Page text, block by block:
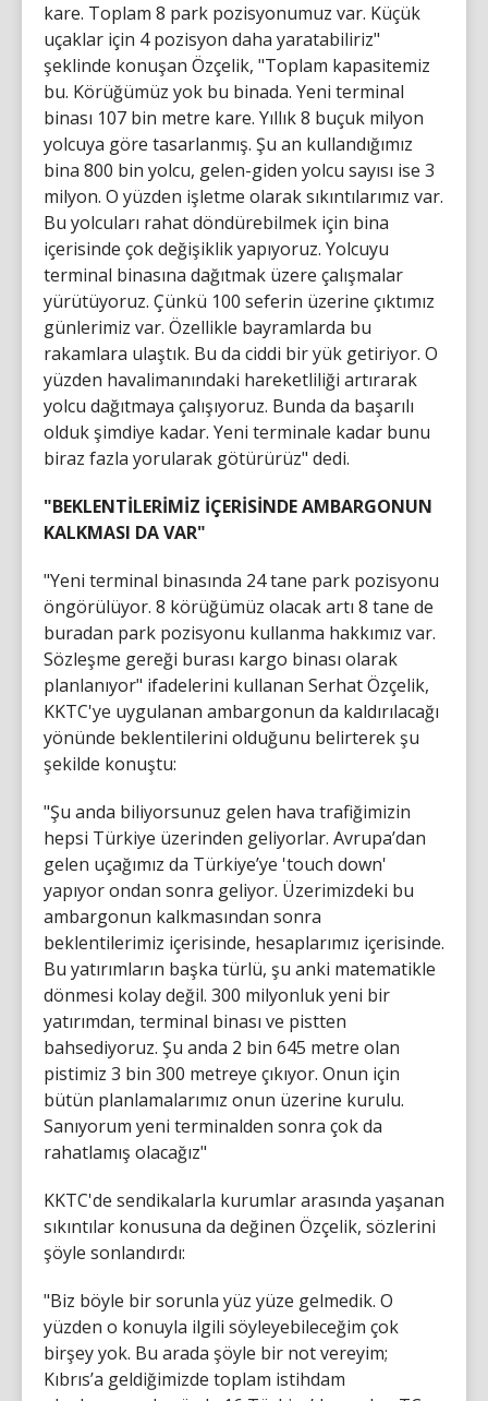
kare. Toplam 8 park pozisyonumuz var. Küçük
uçaklar için 4 pozisyon daha yaratabiliriz"
şeklinde konuşan Özçelik, "Toplam kapasitemiz
bu. Körüğümüz yok bu binada. Yeni terminal
binası 107 bin metre kare. Yıllık 8 buçuk milyon
yolcuya göre tasarlanmış. Şu an kullandığımız
bina 800 bin yolcu, gelen-giden yolcu sayısı ise 3
milyon. O yüzden işletme olarak sıkıntılarımız var.
Bu yolcuları rahat döndürebilmek için bina
içerisinde çok değişiklik yapıyoruz. Yolcuyu
terminal binasına dağıtmak üzere çalışmalar
yürütüyoruz. Çünkü 100 seferin üzerine çıktımız
günlerimiz var. Özellikle bayramlarda bu
rakamlara ulaştık. Bu da ciddi bir yük getiriyor. O
yüzden havalimanındaki hareketliliği artırarak
yolcu dağıtmaya çalışıyoruz. Bunda da başarılı
olduk şimdiye kadar. Yeni terminale kadar bunu
biraz fazla yorularak götürürüz" dedi.
"BEKLENTİLERİMİZ İÇERİSİNDE AMBARGONUN
KALKMASI DA VAR"
"Yeni terminal binasında 24 tane park pozisyonu
öngörülüyor. 8 körüğümüz olacak artı 8 tane de
buradan park pozisyonu kullanma hakkımız var.
Sözleşme gereği burası kargo binası olarak
planlanıyor" ifadelerini kullanan Serhat Özçelik,
KKTC'ye uygulanan ambargonun da kaldırılacağı
yönünde beklentilerini olduğunu belirterek şu
şekilde konuştu:
"Şu anda biliyorsunuz gelen hava trafiğimizin
hepsi Türkiye üzerinden geliyorlar. Avrupa’dan
gelen uçağımız da Türkiye’ye 'touch down'
yapıyor ondan sonra geliyor. Üzerimizdeki bu
ambargonun kalkmasından sonra
beklentilerimiz içerisinde, hesaplarımız içerisinde.
Bu yatırımların başka türlü, şu anki matematikle
dönmesi kolay değil. 300 milyonluk yeni bir
yatırımdan, terminal binası ve pistten
bahsediyoruz. Şu anda 2 bin 645 metre olan
pistimiz 3 bin 300 metreye çıkıyor. Onun için
bütün planlamalarımız onun üzerine kurulu.
Sanıyorum yeni terminalden sonra çok da
rahatlamış olacağız"
KKTC'de sendikalarla kurumlar arasında yaşanan
sıkıntılar konusuna da değinen Özçelik, sözlerini
şöyle sonlandırdı:
"Biz böyle bir sorunla yüz yüze gelmedik. O
yüzden o konuyla ilgili söyleyebileceğim çok
birşey yok. Bu arada şöyle bir not vereyim;
Kıbrıs’a geldiğimizde toplam istihdam